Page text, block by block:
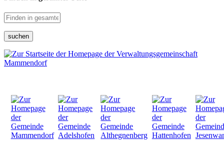
suchen